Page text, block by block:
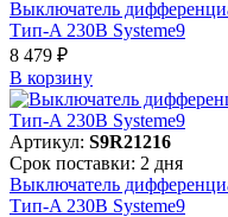
Выключатель
Тип-A 230В Systeme9
8 479 ₽
В корзинy
Артикул: S9R21216
Срок поставки: 2 дня
Выключатель
Тип-A 230В Systeme9